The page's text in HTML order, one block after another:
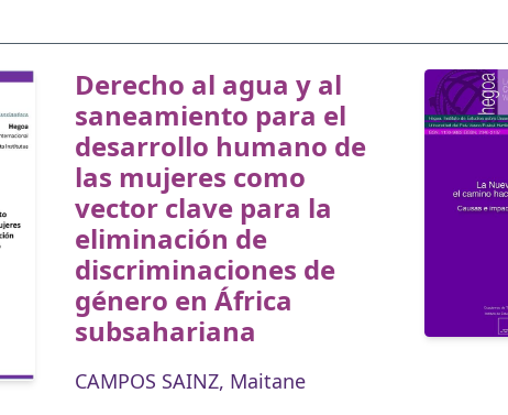
Derecho al agua y al
saneamiento para el
desarrollo humano de
las mujeres como
vector clave para la
eliminación de
discriminaciones de
género en África
subsahariana
CAMPOS SAINZ, Maitane